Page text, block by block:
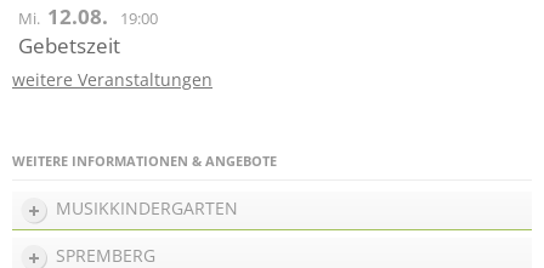
Mi. 12.08. 19:00
Gebetszeit
weitere Veranstaltungen
WEITERE INFORMATIONEN & ANGEBOTE
MUSIKKINDERGARTEN
SPREMBERG